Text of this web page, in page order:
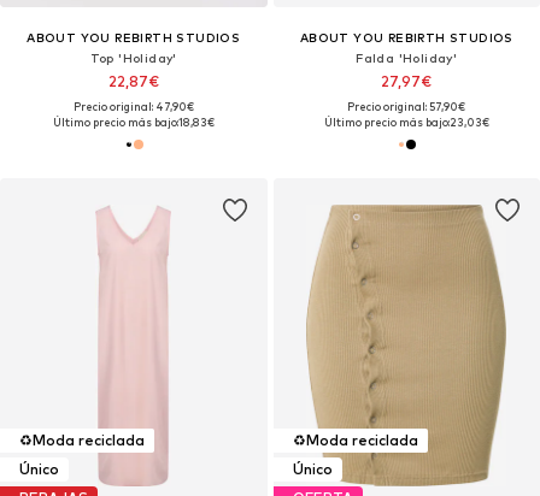
ABOUT YOU REBIRTH STUDIOS
Top 'Holiday'
22,87€
Precio original: 47,90€
Último precio más bajo:18,83€
ABOUT YOU REBIRTH STUDIOS
Falda 'Holiday'
27,97€
Precio original: 57,90€
Último precio más bajo:23,03€
♻️Moda reciclada
Único
♻️Moda reciclada
Único